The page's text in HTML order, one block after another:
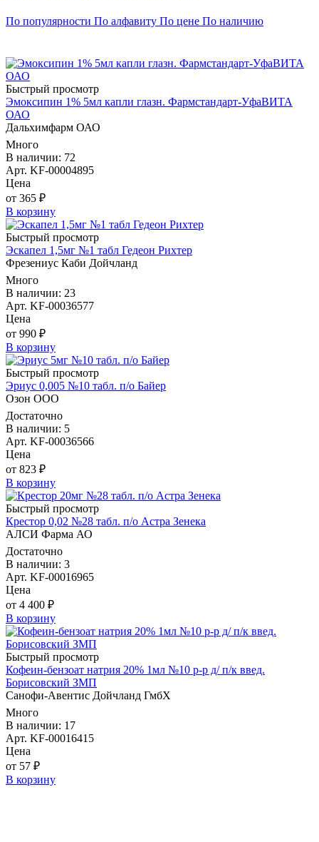
По популярности По алфавиту По цене По наличию
Быстрый просмотр
Эмоксипин 1% 5мл капли глазн. Фармстандарт-УфаВИТА
ОАО
Дальхимфарм ОАО
Много
В наличии: 72
Арт. KF-00004895
Цена
от 365 ₽
В корзину
Быстрый просмотр
Эскапел 1,5мг №1 табл Гедеон Рихтер
Фрезениус Каби Дойчланд
Много
В наличии: 23
Арт. KF-00036577
Цена
от 990 ₽
В корзину
Быстрый просмотр
Эриус 0,005 №10 табл. п/о Байер
Озон ООО
Достаточно
В наличии: 5
Арт. KF-00036566
Цена
от 823 ₽
В корзину
Быстрый просмотр
Крестор 0,02 №28 табл. п/о Астра Зенека
АЛСИ Фарма АО
Достаточно
В наличии: 3
Арт. KF-00016965
Цена
от 4 400 ₽
В корзину
Быстрый просмотр
Кофеин-бензоат натрия 20% 1мл №10 р-р д/ п/к введ.
Борисовский ЗМП
Санофи-Авентис Дойчланд ГмбХ
Много
В наличии: 17
Арт. KF-00016415
Цена
от 57 ₽
В корзину